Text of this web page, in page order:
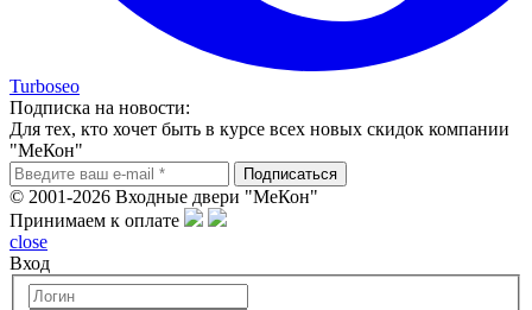
Turboseo
Подписка на новости:
Для тех, кто хочет быть в курсе всех новых скидок компании
"МеКон"
© 2001-2026 Входные двери "МеКон"
Принимаем к оплате
close
Вход